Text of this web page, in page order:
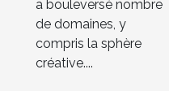
créatifs
a bouleversé nombre
de domaines, y
compris la sphère
créative....